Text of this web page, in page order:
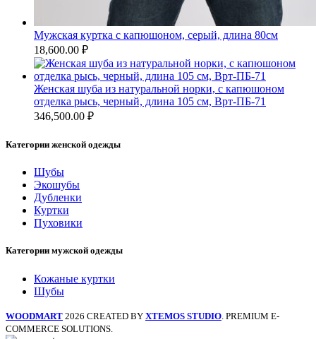
Мужская куртка с капюшоном, серый, длина 80см
18,600.00 ₽
Женская шуба из натуральной норки, с капюшоном
отделка рысь, черный, длина 105 см, Врт-ПБ-71
346,500.00 ₽
Категории женской одежды
Шубы
Экошубы
Дубленки
Куртки
Пуховики
Категории мужской одежды
Кожаные куртки
Шубы
WOODMART 2026 CREATED BY XTEMOS STUDIO . PREMIUM E-
COMMERCE SOLUTIONS.